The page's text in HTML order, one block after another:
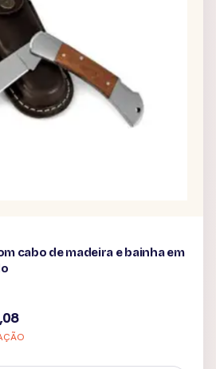
cabo de madeira e bainha em